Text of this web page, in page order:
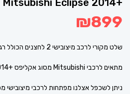
+Mitsubishi Eclipse 2014
₪899
שלט מקורי לרכב מיצובישי 2 לחצנים הכולל רגל להב .
מתאים לרכבי Mitsubishi מסוג אקליפס +Mitsubishi Eclipse 2014 .
ניתן לשכפל אצלנו מפתחות לרכבי מיצובישי